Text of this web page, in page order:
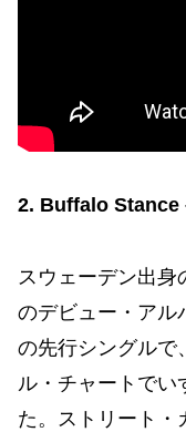
2. Buffalo Stance
スウェーデン出
のデビュー・アル
の先行シングルで
ル・チャートでい
た。ストリート・